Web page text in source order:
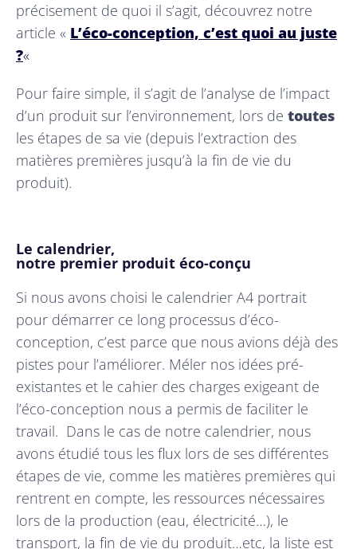
précisement de quoi il s’agit, découvrez notre
article « L’éco-conception, c’est quoi au juste
?«
Pour faire simple, il s’agit de l’analyse de l’impact
d’un produit sur l’environnement, lors de toutes
les étapes de sa vie (depuis l’extraction des
matières premières jusqu’à la fin de vie du
produit).
Le calendrier,
notre premier produit éco-conçu
Si nous avons choisi le calendrier A4 portrait
pour démarrer ce long processus d’éco-
conception, c’est parce que nous avions déjà des
pistes pour l’améliorer. Méler nos idées pré-
existantes et le cahier des charges exigeant de
l’éco-conception nous a permis de faciliter le
travail. Dans le cas de notre calendrier, nous
avons étudié tous les flux lors de ses différentes
étapes de vie, comme les matières premières qui
rentrent en compte, les ressources nécessaires
lors de la production (eau, électricité…), le
transport, la fin de vie du produit…etc, la liste est